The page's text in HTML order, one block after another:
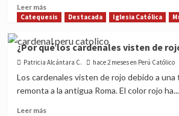
Divina
Providencia?
Leer másRead
more
12
claves
sobre
el
escapulario
la
Catequesis Destacada Iglesia Católica
¿Por qué los cardenales visten de
Patricia Alcántara C. hace 2 meses en Perú Católico
Los cardenales visten de rojo debido a una
remonta a la antigua Roma. El color rojo ha...
Leer másRead